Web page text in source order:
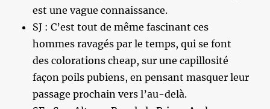
est une vague connaissance.
SJ : C’est tout de même fascinant ces
hommes ravagés par le temps, qui se font
des colorations cheap, sur une capillosité
façon poils pubiens, en pensant masquer leur
passage prochain vers l’au-delà.